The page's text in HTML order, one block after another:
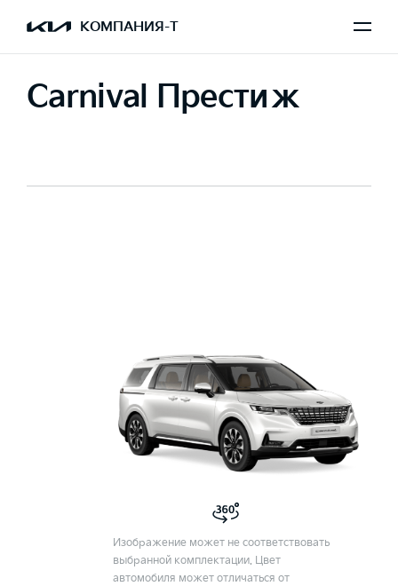
КОМПАНИЯ-Т
Carnival Престиж
Изображение может не соответствовать
выбранной комплектации. Цвет
автомобиля может отличаться от